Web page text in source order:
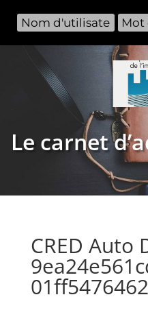
Le carnet
CRED Auto
01ff5476462